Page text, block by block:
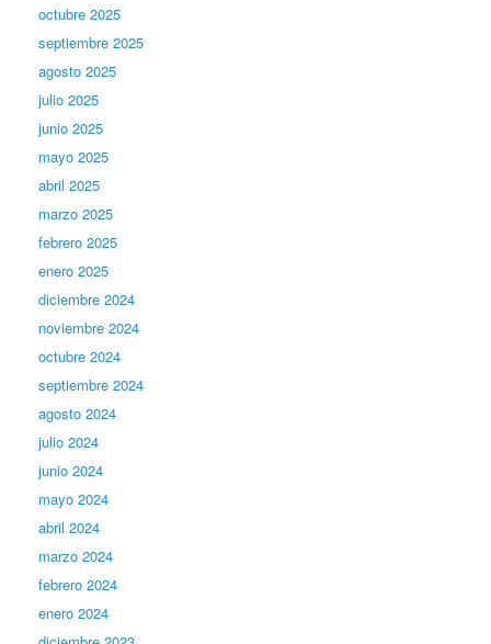
octubre 2025
septiembre 2025
agosto 2025
julio 2025
junio 2025
mayo 2025
abril 2025
marzo 2025
febrero 2025
enero 2025
diciembre 2024
noviembre 2024
octubre 2024
septiembre 2024
agosto 2024
julio 2024
junio 2024
mayo 2024
abril 2024
marzo 2024
febrero 2024
enero 2024